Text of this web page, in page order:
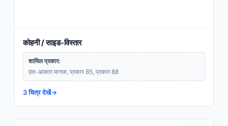
कोहनी / साइड-विस्तार
शामिल प्रकार:
एल-आकार मानक, प्रकार 85, प्रकार 88
3 चित्र देखें